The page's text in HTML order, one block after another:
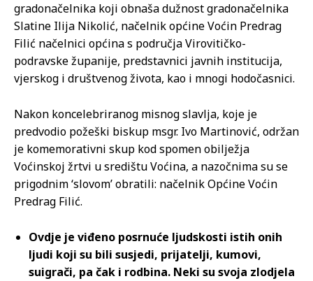
gradonačelnika koji obnaša dužnost gradonačelnika
Slatine Ilija Nikolić, načelnik općine Voćin Predrag
Filić načelnici općina s područja Virovitičko-
podravske županije, predstavnici javnih institucija,
vjerskog i društvenog života, kao i mnogi hodočasnici.
Nakon koncelebriranog misnog slavlja, koje je
predvodio požeški biskup msgr. Ivo Martinović, održan
je komemorativni skup kod spomen obilježja
Voćinskoj žrtvi u središtu Voćina, a nazočnima su se
prigodnim ‘slovom’ obratili: načelnik Općine Voćin
Predrag Filić.
Ovdje je viđeno posrnuće ljudskosti istih onih
ljudi koji su bili susjedi, prijatelji, kumovi,
suigrači, pa čak i rodbina. Neki su svoja zlodjela